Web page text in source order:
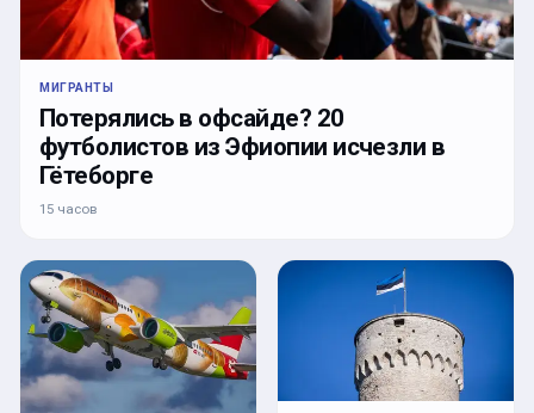
МИГРАНТЫ
Потерялись в офсайде? 20
футболистов из Эфиопии исчезли в
Гётеборге
15 часов